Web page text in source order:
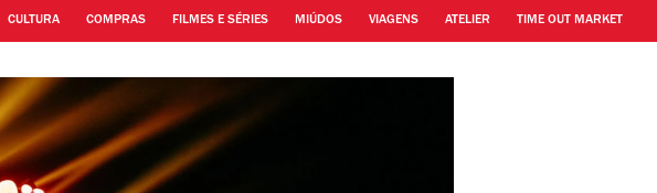
CULTURA COMPRAS FILMES E SÉRIES MIÚDOS VIAGENS ATELIER TIME OUT MARKET